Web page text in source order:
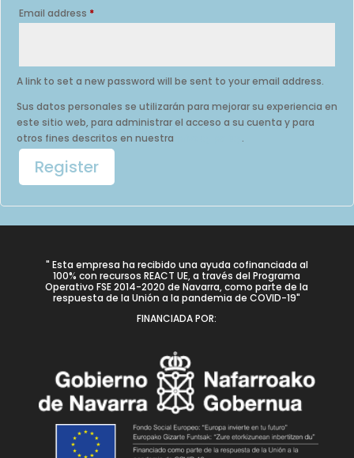
Email address *Required
A link to set a new password will be sent to your email address.
Sus datos personales se utilizarán para mejorar su experiencia en
este sitio web, para administrar el acceso a su cuenta y para
otros fines descritos en nuestra
.
Register
" Esta empresa ha recibido una ayuda cofinanciada al
100% con recursos REACT UE, a través del Programa
Operativo FSE 2014-2020 de Navarra, como parte de la
respuesta de la Unión a la pandemia de COVID-19"
FINANCIADA POR: